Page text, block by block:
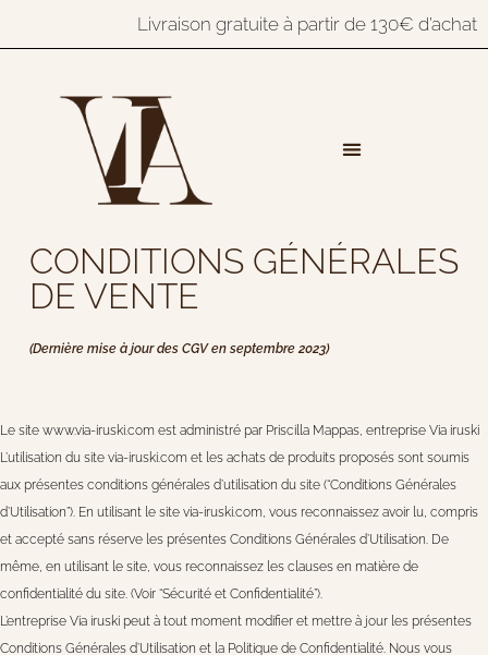
Livraison gratuite à partir de 130€ d’achat
CONDITIONS GÉNÉRALES
DE VENTE
(Dernière mise à jour des CGV en septembre 2023)
Le site www.via-iruski.com est administré par Priscilla Mappas, entreprise Via iruski
L’utilisation du site via-iruski.com et les achats de produits proposés sont soumis
aux présentes conditions générales d’utilisation du site (“Conditions Générales
d’Utilisation”). En utilisant le site via-iruski.com, vous reconnaissez avoir lu, compris
et accepté sans réserve les présentes Conditions Générales d’Utilisation. De
même, en utilisant le site, vous reconnaissez les clauses en matière de
confidentialité du site. (Voir “Sécurité et Confidentialité”).
L’entreprise Via iruski peut à tout moment modifier et mettre à jour les présentes
Conditions Générales d’Utilisation et la Politique de Confidentialité. Nous vous